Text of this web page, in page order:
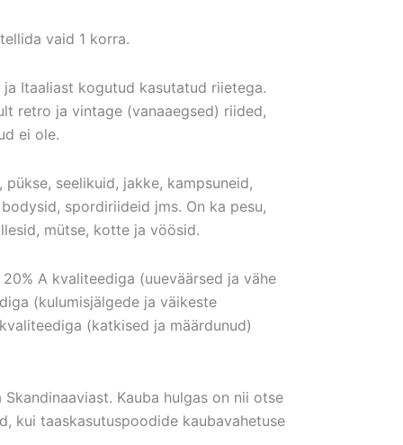
vaid 1 korra.
ja Itaaliast kogutud kasutatud riietega.
retro ja vintage (vanaaegsed) riided,
ei ole.
pükse, seelikuid, jakke, kampsuneid,
spordiriideid jms. On ka pesu,
mütse, kotte ja vöösid.
A kvaliteediga (uueväärsed ja vähe
(kulumisjälgede ja väikeste
(katkised ja määrdunud)
Kauba hulgas on nii otse
kui taaskasutuspoodide kaubavahetuse